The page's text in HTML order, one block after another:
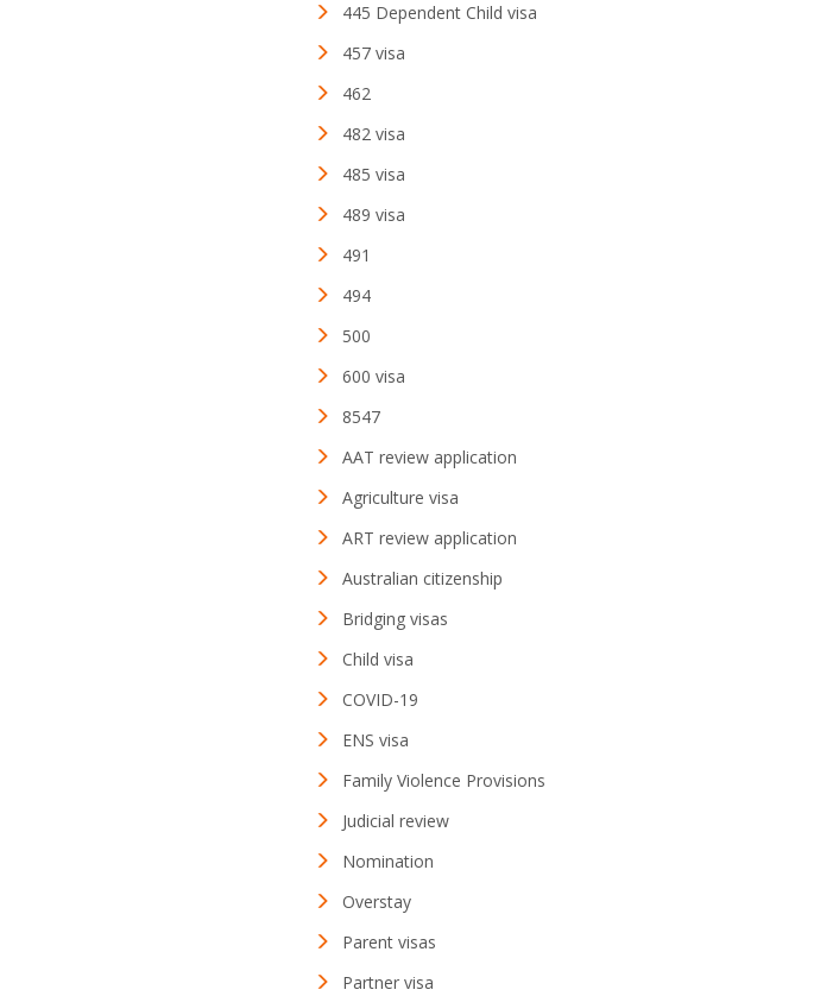
445 Dependent Child visa
457 visa
462
482 visa
485 visa
489 visa
491
494
500
600 visa
8547
AAT review application
Agriculture visa
ART review application
Australian citizenship
Bridging visas
Child visa
COVID-19
ENS visa
Family Violence Provisions
Judicial review
Nomination
Overstay
Parent visas
Partner visa